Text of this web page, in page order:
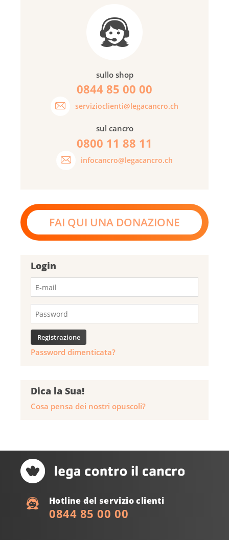
sullo shop
0844 85 00 00
servizioclienti@legacancro.ch
sul cancro
0800 11 88 11
infocancro@legacancro.ch
FAI QUI UNA DONAZIONE
Login
Password dimenticata?
Dica la Sua!
Cosa pensa dei nostri opuscoli?
Hotline del servizio clienti
0844 85 00 00